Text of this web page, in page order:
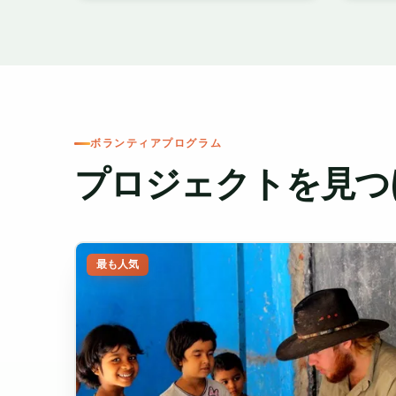
ボランティアプログラム
プロジェクトを見
最も人気